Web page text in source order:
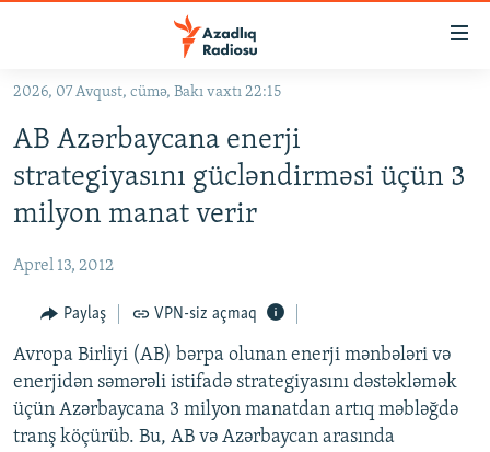
Əsas
qayıt
Əsas
naviqasiyaya
qayıt
keç
KORRUPSIOMETR
#ƏSLINDƏ
FƏRQƏ BAX
QANUNI DOĞRU
ARAŞDIRMA
MULTIMEDIA
VIDEO
RADIO ARXIV
2026, 07 Avqust, cümə, Bakı vaxtı 22:15
AB Azərbaycana enerji
strategiyasını gücləndirməsi üçün 3
milyon manat verir
Aprel 13, 2012
Paylaş VPN-siz açmaq
Avropa Birliyi (AB) bərpa olunan enerji mənbələri və
enerjidən səmərəli istifadə strategiyasını dəstəkləmək
üçün Azərbaycana 3 milyon manatdan artıq məbləğdə
tranş köçürüb. Bu, AB və Azərbaycan arasında